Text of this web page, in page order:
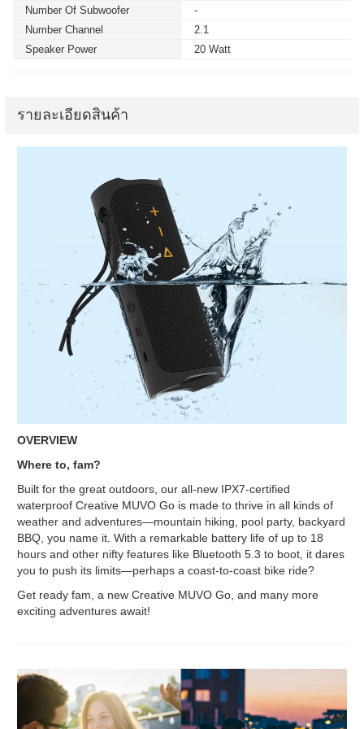
Number Of Subwoofer
-
Number Channel
2.1
Speaker Power
20 Watt
รายละเอียดสินค้า
OVERVIEW
Where to, fam?
Built for the great outdoors, our all-new IPX7-certified
waterproof Creative MUVO Go is made to thrive in all kinds of
weather and adventures—mountain hiking, pool party, backyard
BBQ, you name it. With a remarkable battery life of up to 18
hours and other nifty features like Bluetooth 5.3 to boot, it dares
you to push its limits—perhaps a coast-to-coast bike ride?
Get ready fam, a new Creative MUVO Go, and many more
exciting adventures await!